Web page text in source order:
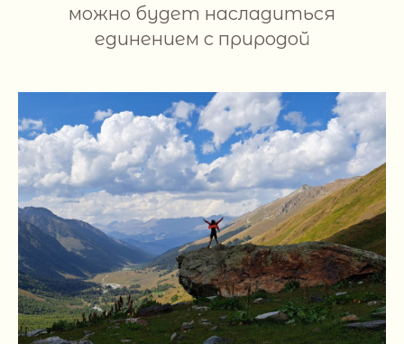
можно будет насладиться
единением с природой